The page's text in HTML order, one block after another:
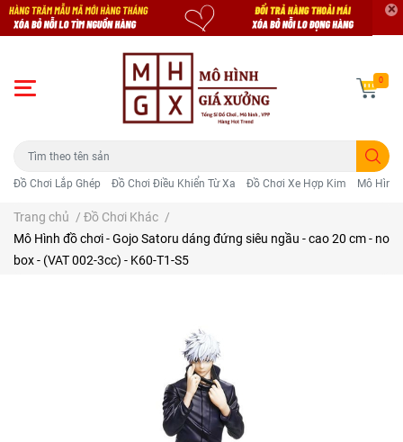
Đồ Chơi Lắp Ghép Đồ Chơi Điều Khiển Từ Xa Đồ Chơi Xe Hợp Kim Mô Hình
0
Trang chủ / Đồ Chơi Khác /
Mô Hình đồ chơi - Gojo Satoru dáng đứng siêu ngầu - cao 20 cm - no
box - (VAT 002-3cc) - K60-T1-S5